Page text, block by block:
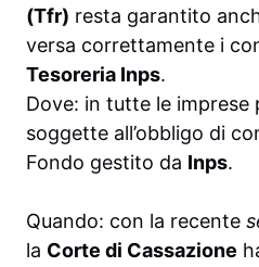
(Tfr) resta garantito
versa correttamente i
Tesoreria Inps.
Dove: in tutte le imprese
soggette all’obbligo di
Fondo gestito da Inps.
Quando: con la recente
la Corte di Cassazione